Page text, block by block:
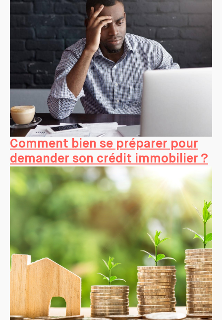
Comment bien se préparer pour
demander son crédit immobilier ?